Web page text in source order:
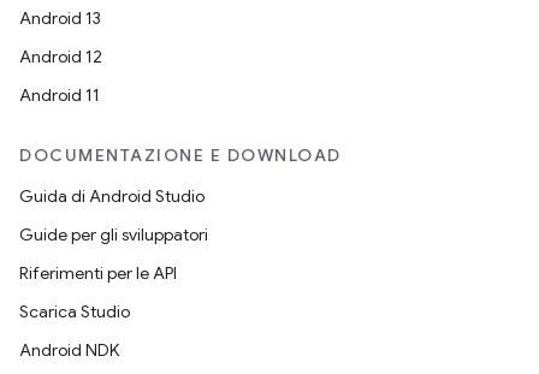
Android 13
Android 12
Android 11
DOCUMENTAZIONE E DOWNLOAD
Guida di Android Studio
Guide per gli sviluppatori
Riferimenti per le API
Scarica Studio
Android NDK